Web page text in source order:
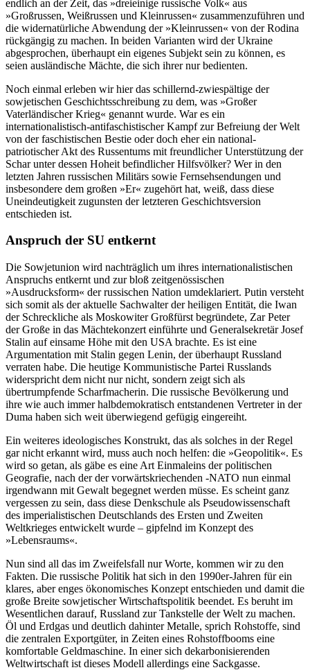
endlich an der Zeit, das »dreieinige russische Volk« aus
»Großrussen, Weißrussen und Kleinrussen« zusammenzuführen und
die widernatürliche Abwendung der »Kleinrussen« von der Rodina
rückgängig zu machen. In beiden Varianten wird der Ukraine
abgesprochen, überhaupt ein eigenes Subjekt sein zu können, es
seien ausländische Mächte, die sich ihrer nur bedienten.
Noch einmal erleben wir hier das schillernd-zwiespältige der
sowjetischen Geschichtsschreibung zu dem, was »Großer
Vaterländischer Krieg« genannt wurde. War es ein
internationalistisch-antifaschistischer Kampf zur Befreiung der Welt
von der faschistischen Bestie oder doch eher ein national-
patriotischer Akt des Russentums mit freundlicher Unterstützung der
Schar unter dessen Hoheit befindlicher Hilfsvölker? Wer in den
letzten Jahren russischen Militärs sowie Fernsehsendungen und
insbesondere dem großen »Er« zugehört hat, weiß, dass diese
Uneindeutigkeit zugunsten der letzteren Geschichtsversion
entschieden ist.
Anspruch der SU entkernt
Die Sowjetunion wird nachträglich um ihres internationalistischen
Anspruchs entkernt und zur bloß zeitgenössischen
»Ausdrucksform« der russischen Nation umdeklariert. Putin versteht
sich somit als der aktuelle Sachwalter der heiligen Entität, die Iwan
der Schreckliche als Moskowiter Großfürst begründete, Zar Peter
der Große in das Mächtekonzert einführte und Generalsekretär Josef
Stalin auf einsame Höhe mit den USA brachte. Es ist eine
Argumentation mit Stalin gegen Lenin, der überhaupt Russland
verraten habe. Die heutige Kommunistische Partei Russlands
widerspricht dem nicht nur nicht, sondern zeigt sich als
übertrumpfende Scharfmacherin. Die russische Bevölkerung und
ihre wie auch immer halbdemokratisch entstandenen Vertreter in der
Duma haben sich weit überwiegend gefügig eingereiht.
Ein weiteres ideologisches Konstrukt, das als solches in der Regel
gar nicht erkannt wird, muss auch noch helfen: die »Geopolitik«. Es
wird so getan, als gäbe es eine Art Einmaleins der politischen
Geografie, nach der der vorwärtskriechenden -NATO nun einmal
irgendwann mit Gewalt begegnet werden müsse. Es scheint ganz
vergessen zu sein, dass diese Denkschule als Pseudowissenschaft
des imperialistischen Deutschlands des Ersten und Zweiten
Weltkrieges entwickelt wurde – gipfelnd im Konzept des
»Lebensraums«.
Nun sind all das im Zweifelsfall nur Worte, kommen wir zu den
Fakten. Die russische Politik hat sich in den 1990er-Jahren für ein
klares, aber enges ökonomisches Konzept entschieden und damit die
große Breite sowjetischer Wirtschaftspolitik beendet. Es beruht im
Wesentlichen darauf, Russland zur Tankstelle der Welt zu machen.
Öl und Erdgas und deutlich dahinter Metalle, sprich Rohstoffe, sind
die zentralen Exportgüter, in Zeiten eines Rohstoffbooms eine
komfortable Geldmaschine. In einer sich dekarbonisierenden
Weltwirtschaft ist dieses Modell allerdings eine Sackgasse.